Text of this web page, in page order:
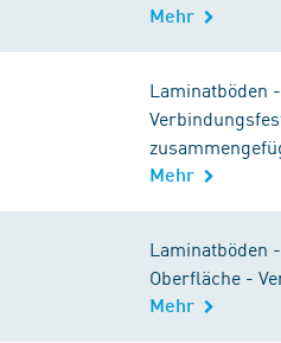
Mehr
Laminatböden
Mehr
Laminatböden
Oberfläche -
Mehr